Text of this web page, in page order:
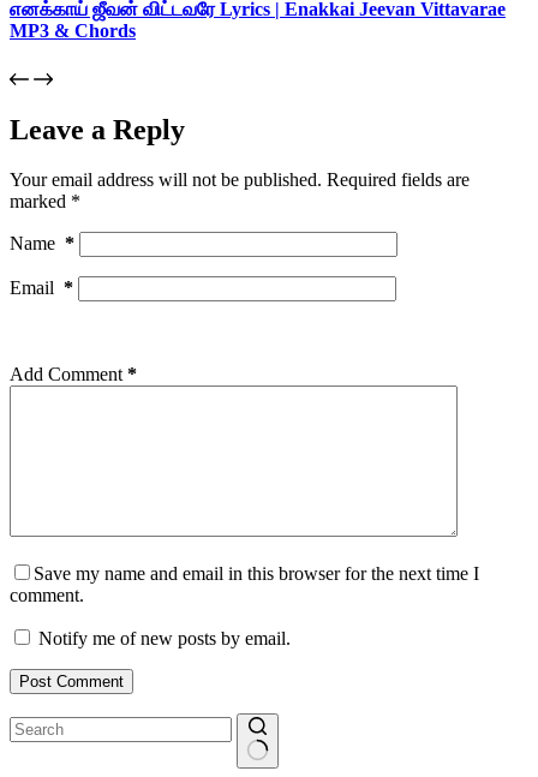
எனக்காய் ஜீவன் விட்டவரே Lyrics | Enakkai Jeevan Vittavarae
MP3 & Chords
Leave a Reply
Your email address will not be published. Required fields are
marked *
Name *
Email *
Add Comment*
Save my name and email in this browser for the next time I
comment.
Notify me of new posts by email.
Post Comment